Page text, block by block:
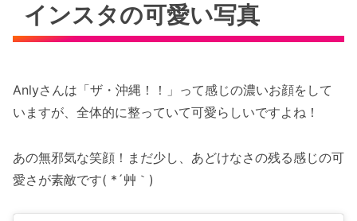
インスタの可愛い写真
Anlyさんは「ザ・沖縄！！」って感じの濃いお顔をして
いますが、全体的に整っていて可愛らしいですよね！
あの無邪気な笑顔！まだ少し、あどけなさの残る感じの可
愛さが素敵です( *´艸｀)